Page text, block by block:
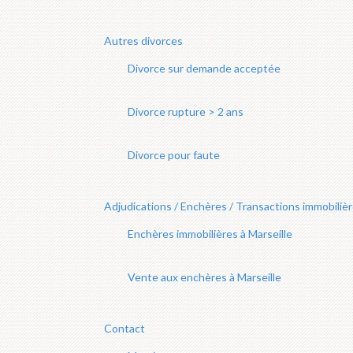
Autres divorces
Divorce sur demande acceptée
Divorce rupture > 2 ans
Divorce pour faute
Adjudications / Enchères / Transactions
Enchères immobilières à Marseille
Vente aux enchères à Marseille
Contact